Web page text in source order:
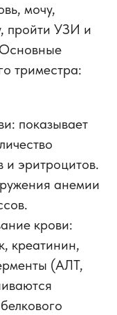
мочу,
пройти УЗИ и
триместра:
показывает
и эритроцитов.
анемии
крови:
креатинин,
(АЛТ,